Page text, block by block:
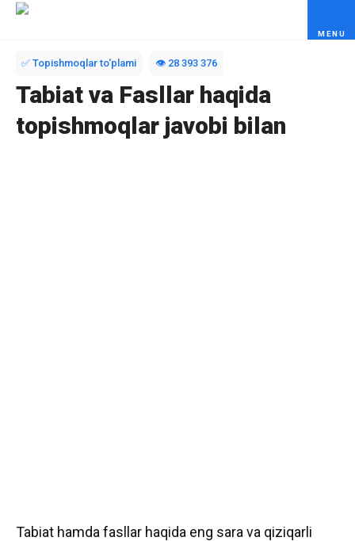
✅ Topishmoqlar to‘plami 👁️ 28 393 376
Tabiat va Fasllar haqida
topishmoqlar javobi bilan
Tabiat hamda fasllar haqida eng sara va qiziqarli